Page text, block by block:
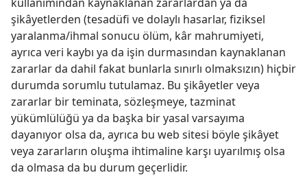
şikâyetlerden (tesadüfi ve dolaylı hasarlar, fiziksel
yaralanma/​ihmal sonucu ölüm, kâr mahrumiyeti,
ayrıca veri kaybı ya da işin durmasından kaynaklanan
zararlar da dahil fakat bunlarla sınırlı olmaksızın) hiçbir
durumda sorumlu tutulamaz. Bu şikâyetler veya
zararlar bir teminata, sözleşmeye, tazminat
yükümlülüğü ya da başka bir yasal varsayıma
dayanıyor olsa da, ayrıca bu web sitesi böyle şikâyet
veya zararların oluşma ihtimaline karşı uyarılmış olsa
da olmasa da bu durum geçerlidir.